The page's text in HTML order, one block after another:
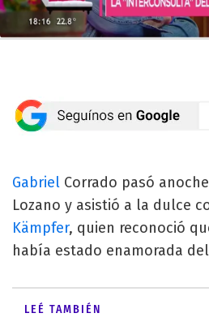
Gabriel Corrado pasó
Lozano y asistió a la dulce
Kämpfer, quien reconoció
había estado enamorada
LEÉ TAMBIÉN